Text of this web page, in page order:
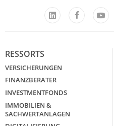
LinkedIn
Facebook
RESSORTS
VERSICHERUNGEN
FINANZBERATER
INVESTMENTFONDS
IMMOBILIEN &
SACHWERTANLAGEN